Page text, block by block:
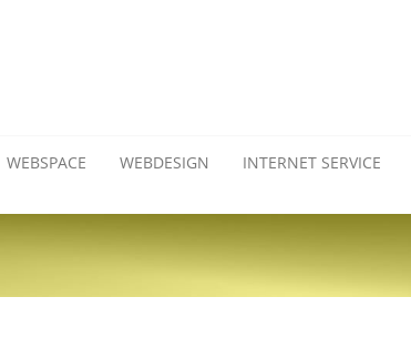
WEBSPACE WEBDESIGN INTERNET SERVICE